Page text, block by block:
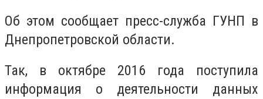
Об этом сообщает пресс-служба ГУНП в
Днепропетровской области.
Так, в октябре 2016 года поступила
информация о деятельности данных